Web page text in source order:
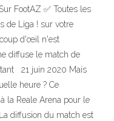
FootAZ ✅ Toutes les
de Liga ! sur votre
d'œil n'est
diffuse le match de
21 juin 2020 Mais
heure ? Ce
la Reale Arena pour le
diffusion du match est